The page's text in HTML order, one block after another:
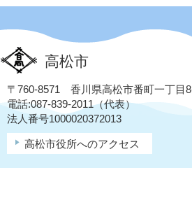
高松市
〒760-8571 香川県高松市番町一丁目
電話:087-839-2011（代表）
法人番号1000020372013
高松市役所へのアクセス